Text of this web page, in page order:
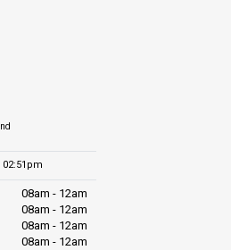
02:51pm
08am - 12am
08am - 12am
08am - 12am
08am - 12am